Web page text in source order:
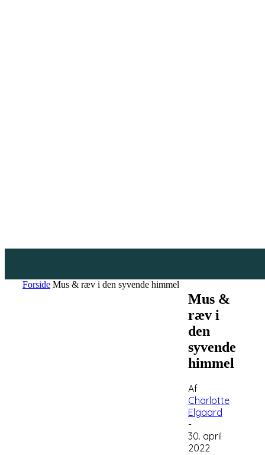
Forside Mus & ræv i den syvende himmel
Mus &
ræv i
den
syvende
himmel
Af
Charlotte
Elgaard
-
30. april
2022